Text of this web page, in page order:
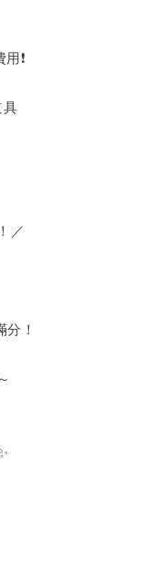
❗️
具
／
！